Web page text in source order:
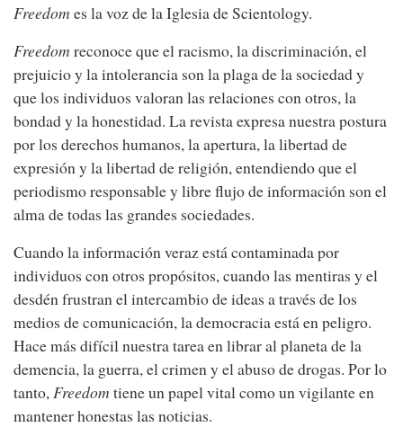
Freedom es la voz de laIglesia de Scientology.
Freedom reconoce que el racismo, la discriminación, el
prejuicio y la intolerancia son la plaga de la sociedad y
que los individuos valoran las relaciones con otros, la
bondad y la honestidad. La revista expresa nuestra postura
por los derechos humanos, la apertura, la libertad de
expresión y la libertad de religión, entendiendo que el
periodismo responsable y libre flujo de información son el
alma de todas las grandes sociedades.
Cuando la información veraz está contaminada por
individuos con otros propósitos, cuando las mentiras y el
desdén frustran el intercambio de ideas a través de los
medios de comunicación, la democracia está en peligro.
Hace más difícil nuestra tarea en librar al planeta de la
demencia, la guerra, el crimen y el abuso de drogas. Por lo
tanto, Freedom tiene un papel vital como un vigilante en
mantener honestas las noticias.